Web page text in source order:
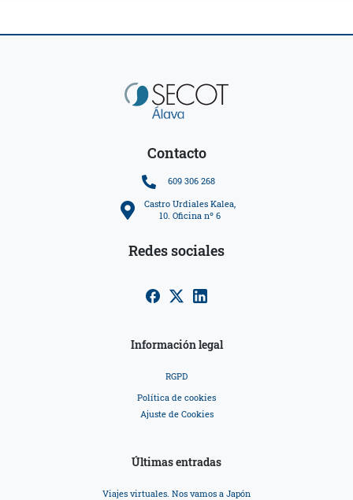
Contacto
609 306 268
Castro Urdiales Kalea,
10. Oficina nº 6
Redes sociales
Información legal
RGPD
Política de cookies
Ajuste de Cookies
Últimas entradas
Viajes virtuales. Nos vamos a Japón